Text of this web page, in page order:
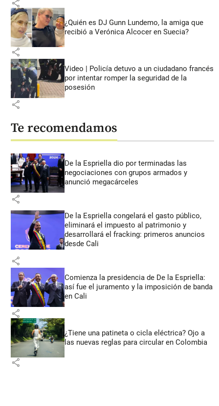
share
¿Quién es DJ Gunn Lundemo, la amiga que
recibió a Verónica Alcocer en Suecia?
share
Video | Policía detuvo a un ciudadano francés
por intentar romper la seguridad de la
posesión
share
Te recomendamos
De la Espriella dio por terminadas las
negociaciones con grupos armados y
anunció megacárceles
share
De la Espriella congelará el gasto público,
eliminará el impuesto al patrimonio y
desarrollará el fracking: primeros anuncios
desde Cali
share
Comienza la presidencia de De la Espriella:
así fue el juramento y la imposición de banda
en Cali
share
¿Tiene una patineta o cicla eléctrica? Ojo a
las nuevas reglas para circular en Colombia
share